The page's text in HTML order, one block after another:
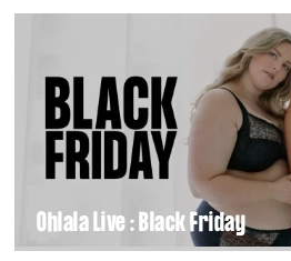
Ohlala Live : Black Friday